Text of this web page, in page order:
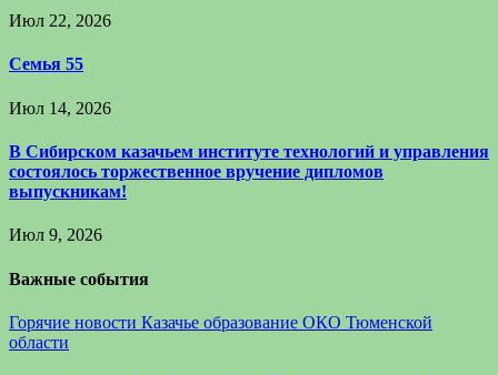
Июл 22, 2026
Семья 55
Июл 14, 2026
В Сибирском казачьем институте технологий и управления
состоялось торжественное вручение дипломов
выпускникам!
Июл 9, 2026
Важные события
Горячие новости Казачье образование ОКО Тюменской
области